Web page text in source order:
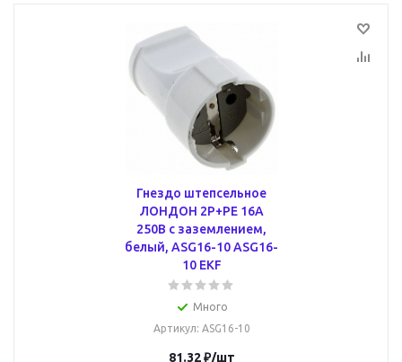
Гнездо штепсельное
ЛОНДОН 2P+PE 16А
250В с заземлением,
белый, ASG16-10 ASG16-
10 EKF
Много
Артикул: ASG16-10
81.32₽/шт